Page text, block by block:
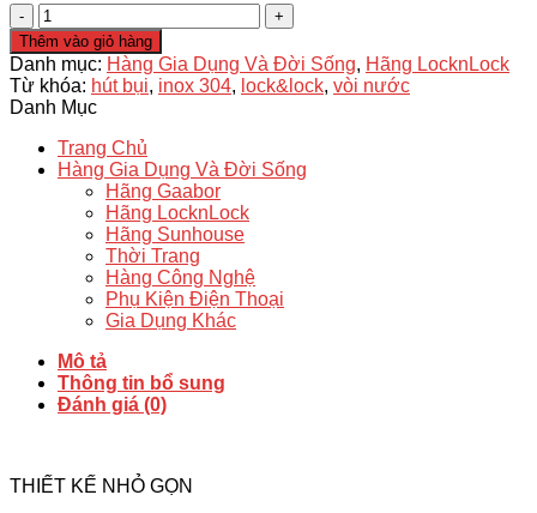
Bàn
Ủi
Hơi
Nước
Lock&Lock
ENI147PIK
Hồng
-
Chính
lượng
Thêm vào giỏ hàng
Danh mục: Hàng Gia Dụng Và Đời Sống, Hãng LocknLock
Từ khóa: hút bụi, inox 304, lock&lock, vòi nước
Danh Mục
Trang Chủ
Hàng Gia Dụng Và Đời Sống
Hãng Gaabor
Hãng LocknLock
Hãng Sunhouse
Thời Trang
Hàng Công Nghệ
Phụ Kiện Điện Thoại
Gia Dụng Khác
Mô tả
Thông tin bổ sung
Đánh giá (0)
THIẾT KẾ NHỎ GỌN